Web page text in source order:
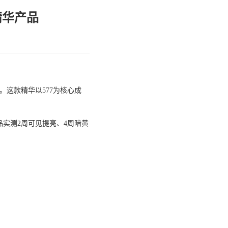
产品
这款精华以577为核心成
测2周可见提亮、4周暗黄